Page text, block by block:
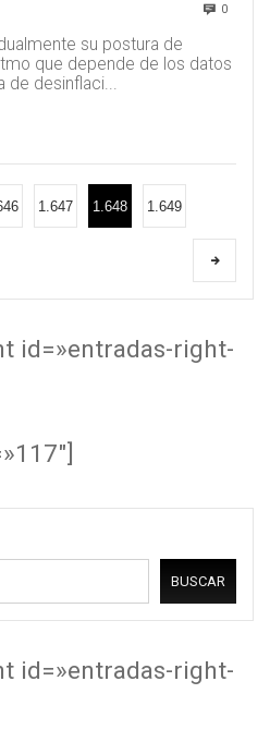
0
su postura de
que depende de los datos
de desinflaci...
1.647 1.648 1.649
id=»entradas-right-
BUSCAR
id=»entradas-right-